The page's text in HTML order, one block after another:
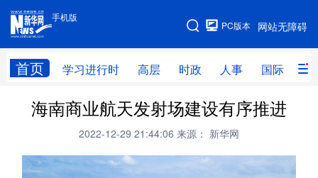
手机版
网站无障碍
PC版本
首页 学习进行时 高层 时政 人事 国际 财
手机版
网站地图
学习进行时 高层 时政 人事
财经 网评
台湾 思客智库 全球连线 教育
海南商业航天发射场建设有序推进
2022-12-29 21:44:06 来源： 新华网